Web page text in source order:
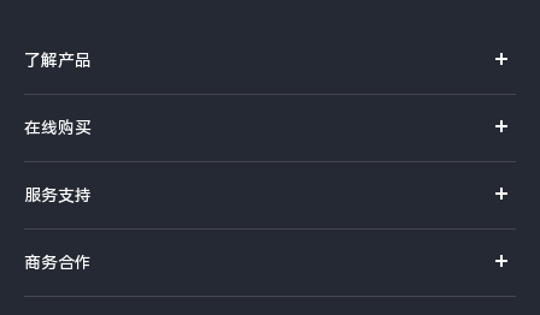
了解产品
S系列
Y系列
iQOO手机
在线购买
选购手机
选购配件
服务支持
服务网点
商务合作